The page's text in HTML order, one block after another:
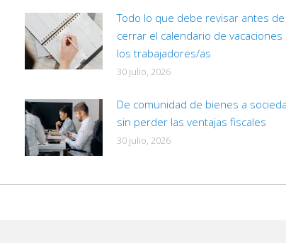
Todo lo que debe revisar antes de
cerrar el calendario de vacaciones
los trabajadores/as
30 julio, 2026
De comunidad de bienes a
sin perder las ventajas fiscales
30 julio, 2026